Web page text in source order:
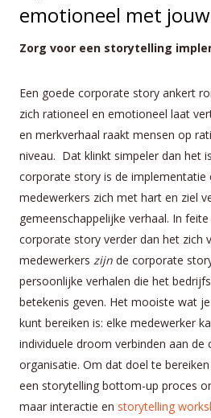
emotioneel met
Zorg voor een storytelling
Een goede corporate story ankert
zich rationeel en emotioneel laat
en merkverhaal raakt mensen op
niveau. Dat klinkt simpeler dan het
corporate story is de implementatie
medewerkers zich met hart en ziel
gemeenschappelijke verhaal. In
corporate story verder dan het zich
medewerkers zijnde corporate
persoonlijke verhalen die het
betekenis geven. Het mooiste wat
kunt bereiken is: elke medewerker
individuele droom verbinden aan de
organisatie. Om dat doel te
een storytelling bottom-up proces
maar interactie en storytelling